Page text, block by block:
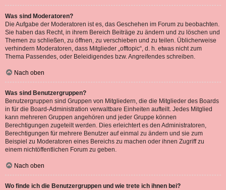
Was sind Moderatoren?
Die Aufgabe der Moderatoren ist es, das Geschehen im Forum zu beobachten.
Sie haben das Recht, in ihrem Bereich Beiträge zu ändern und zu löschen und
Themen zu schließen, zu öffnen, zu verschieben und zu teilen. Üblicherweise
verhindern Moderatoren, dass Mitglieder „offtopic“, d. h. etwas nicht zum
Thema Passendes, oder Beleidigendes bzw. Angreifendes schreiben.
Nach oben
Was sind Benutzergruppen?
Benutzergruppen sind Gruppen von Mitgliedern, die die Mitglieder des Boards
in für die Board-Administration verwaltbare Einheiten aufteilt. Jedes Mitglied
kann mehreren Gruppen angehören und jeder Gruppe können
Berechtigungen zugeteilt werden. Dies erleichtert es den Administratoren,
Berechtigungen für mehrere Benutzer auf einmal zu ändern und sie zum
Beispiel zu Moderatoren eines Bereichs zu machen oder ihnen Zugriff zu
einem nichtöffentlichen Forum zu geben.
Nach oben
Wo finde ich die Benutzergruppen und wie trete ich ihnen bei?